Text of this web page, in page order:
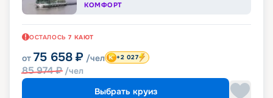
КОМФОРТ
ОСТАЛОСЬ 7 КАЮТ
от 75 658 ₽ /чел
85 974₽ /чел
+2 027
Выбрать круиз